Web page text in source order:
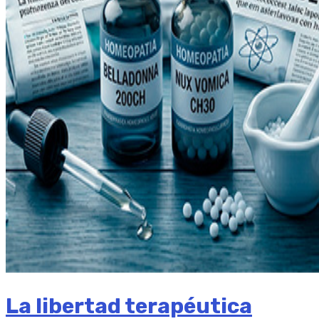
La libertad terapéutica